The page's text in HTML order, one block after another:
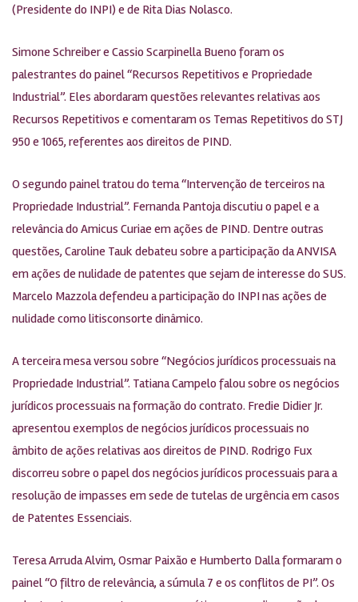
(Presidente do INPI) e de Rita Dias Nolasco.
Simone Schreiber e Cassio Scarpinella Bueno foram os
palestrantes do painel “Recursos Repetitivos e Propriedade
Industrial”. Eles abordaram questões relevantes relativas aos
Recursos Repetitivos e comentaram os Temas Repetitivos do STJ
950 e 1065, referentes aos direitos de PIND.
O segundo painel tratou do tema “Intervenção de terceiros na
Propriedade Industrial”. Fernanda Pantoja discutiu o papel e a
relevância do Amicus Curiae em ações de PIND. Dentre outras
questões, Caroline Tauk debateu sobre a participação da ANVISA
em ações de nulidade de patentes que sejam de interesse do SUS.
Marcelo Mazzola defendeu a participação do INPI nas ações de
nulidade como litisconsorte dinâmico.
A terceira mesa versou sobre “Negócios jurídicos processuais na
Propriedade Industrial”. Tatiana Campelo falou sobre os negócios
jurídicos processuais na formação do contrato. Fredie Didier Jr.
apresentou exemplos de negócios jurídicos processuais no
âmbito de ações relativas aos direitos de PIND. Rodrigo Fux
discorreu sobre o papel dos negócios jurídicos processuais para a
resolução de impasses em sede de tutelas de urgência em casos
de Patentes Essenciais.
Teresa Arruda Alvim, Osmar Paixão e Humberto Dalla formaram o
painel “O filtro de relevância, a súmula 7 e os conflitos de PI”. Os